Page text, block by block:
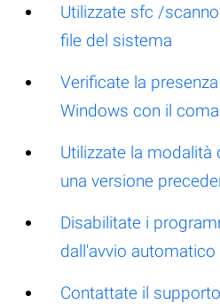
Utilizzate sfc /
file del sistema
Verificate la
Windows con il
Utilizzate la
una versione
Disabilitate i
dall'avvio
Contattate il